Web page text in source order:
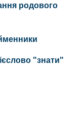
родового
"знати"